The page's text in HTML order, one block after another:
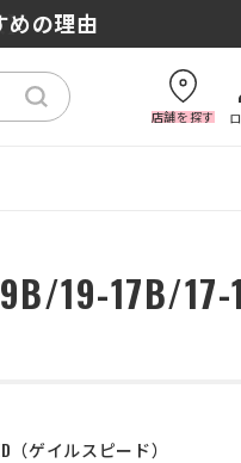
めの理由
店舗を探す
19-17B/17-
ゲイルスピード